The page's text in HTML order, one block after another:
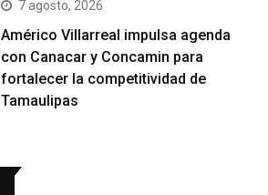
7 agosto, 2026
Américo Villarreal impulsa agenda
con Canacar y Concamin para
fortalecer la competitividad de
Tamaulipas